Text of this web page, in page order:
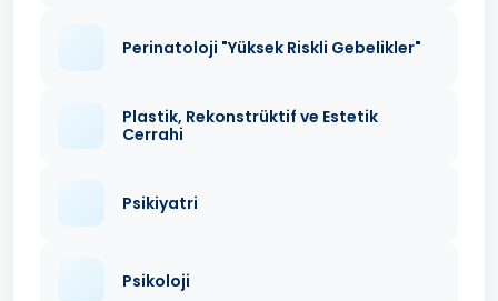
Perinatoloji "Yüksek Riskli Gebelikler"
Plastik, Rekonstrüktif ve Estetik
Cerrahi
Psikiyatri
Psikoloji